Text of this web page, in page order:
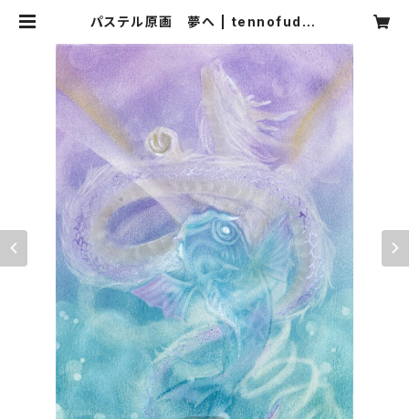
パステル原画 夢へ | tennofude-